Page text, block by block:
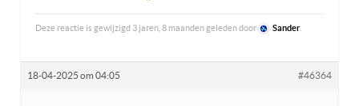
Deze reactie is gewijzigd 3 jaren, 8 maanden geleden door Sander.
18-04-2025 om 04:05 #46364